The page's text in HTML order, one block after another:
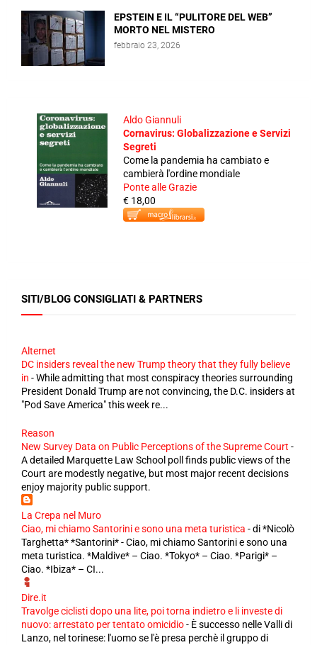
EPSTEIN E IL “PULITORE DEL WEB”
MORTO NEL MISTERO
febbraio 23, 2026
Aldo Giannuli
Cornavirus: Globalizzazione e Servizi
Segreti
Come la pandemia ha cambiato e
cambierà l'ordine mondiale
Ponte alle Grazie
€ 18,00
SITI/BLOG CONSIGLIATI & PARTNERS
Alternet
DC insiders reveal the new Trump theory that they fully believe
in -While admitting that most conspiracy theories surrounding
President Donald Trump are not convincing, the D.C. insiders at
"Pod Save America" this week re...
Reason
New Survey Data on Public Perceptions of the Supreme Court -
A detailed Marquette Law School poll finds public views of the
Court are modestly negative, but most major recent decisions
enjoy majority public support.
La Crepa nel Muro
Ciao, mi chiamo Santorini e sono una meta turistica -di *Nicolò
Targhetta* *Santorini* - Ciao, mi chiamo Santorini e sono una
meta turistica. *Maldive* – Ciao. *Tokyo* – Ciao. *Parigi* –
Ciao. *Ibiza* – CI...
Dire.it
Travolge ciclisti dopo una lite, poi torna indietro e li investe di
nuovo: arrestato per tentato omicidio- È successo nelle Valli di
Lanzo, nel torinese: l'uomo se l'è presa perchè il gruppo di